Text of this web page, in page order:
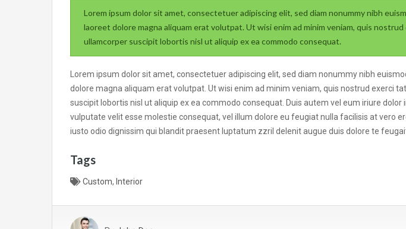
Lorem ipsum dolor sit amet, consectetuer adipiscing elit, sed diam nonummy nibh
laoreet dolore magna aliquam erat volutpat. Ut wisi enim ad minim veniam, quis
ullamcorper suscipit lobortis nisl ut aliquip ex ea commodo consequat.
Lorem ipsum dolor sit amet, consectetuer adipiscing elit, sed diam nonummy nibh
dolore magna aliquam erat volutpat. Ut wisi enim ad minim veniam, quis nostrud exerci
suscipit lobortis nisl ut aliquip ex ea commodo consequat. Duis autem vel eum iriure dolor
vulputate velit esse molestie consequat, vel illum dolore eu feugiat nulla facilisis at vero
iusto odio dignissim qui blandit praesent luptatum zzril delenit augue duis dolore te
Tags
Custom, Interior